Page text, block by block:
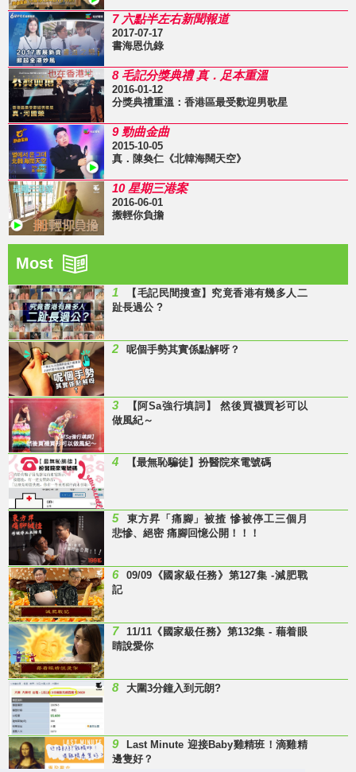
7 六點半左右新聞報道
2017-07-17
書海恩仇錄
8 毛記分獎典禮 真．足本重溫
2016-01-12
分獎典禮重溫：香港區最受歡迎男歌星
9 勁曲金曲
2015-10-05
真．陳奐仁《北韓海闊天空》
10 星期三港案
2016-06-01
搬輕你負擔
Most
1
【毛記民間搜查】究竟香港有幾多人二
趾長過公 ?
2 呢個手勢其實係點解呀？
3
【阿Sa強行填詞】 然後買襪買衫可以
做風紀～
4 【最無恥騙徒】扮醫院來電號碼
5
東方昇「痛腳」被揸 慘被停工三個月
悲慘、絕密 痛腳回憶公開！！！
6
09/09《國家級任務》第127集 -減肥戰
記
7
11/11《國家級任務》第132集 - 藉着眼
睛說愛你
8 大圍3分鐘入到元朗?
9
Last Minute 迎接Baby雞精班！滴雞精
邊隻好？